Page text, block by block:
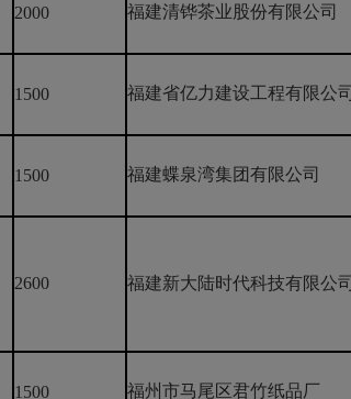
2000 福建清铧茶业股份有限公司
1500 福建省亿力建设工程有限公司
1500 福建蝶泉湾集团有限公司
2600 福建新大陆时代科技有限公司
1500 福州市马尾区君竹纸品厂